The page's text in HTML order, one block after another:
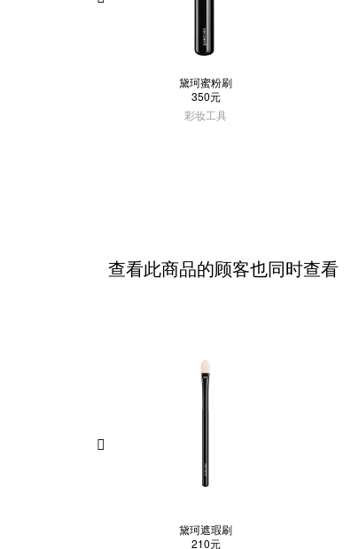
黛珂蜜粉刷
350元
彩妆工具
查看此商品的顾客也同时查看
黛珂遮瑕刷
210元